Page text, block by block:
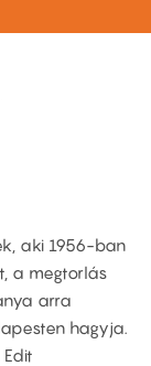
aki 1956-ban
a megtorlás
arra
hagyja.